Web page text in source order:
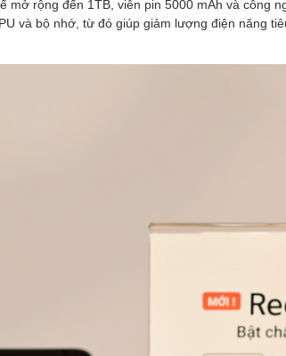
mở rộng đến 1TB, viên pin 5000 mAh và công
và bộ nhớ, từ đó giúp giảm lượng điện năng